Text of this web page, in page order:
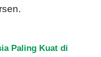
Paling Kuat di